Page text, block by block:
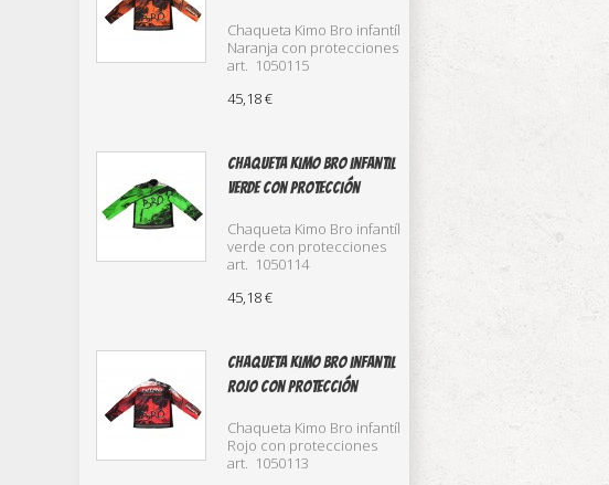
Chaqueta Kimo Bro infantíl
Naranja con protecciones
art. 1050115
45,18 €
Chaqueta Kimo Bro infantil
verde con protección
Chaqueta Kimo Bro infantíl
verde con protecciones
art. 1050114
45,18 €
Chaqueta Kimo Bro infantil
Rojo con protección
Chaqueta Kimo Bro infantíl
Rojo con protecciones
art. 1050113